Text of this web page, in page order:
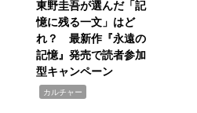
東野圭吾が選んだ「記
憶に残る一文」はど
れ？ 最新作『永遠の
記憶』発売で読者参加
型キャンペーン
カルチャー